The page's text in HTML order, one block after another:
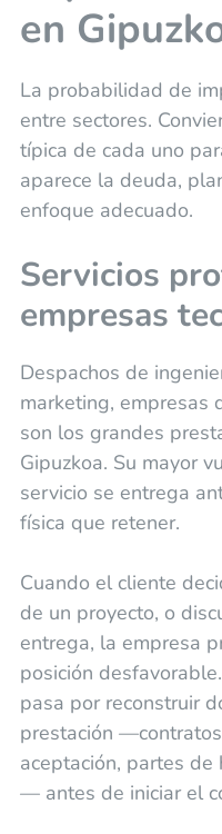
en
La probabilidad de
entre sectores.
típica de cada uno
aparece la deuda,
enfoque adecuado.
Servicios
empresas
Despachos de
marketing, empresas
son los grandes
Gipuzkoa. Su mayor
servicio se entrega
física que retener.
Cuando el cliente
de un proyecto, o
entrega, la empresa
posición
pasa por reconstruir
prestación
aceptación, partes
— antes de iniciar el